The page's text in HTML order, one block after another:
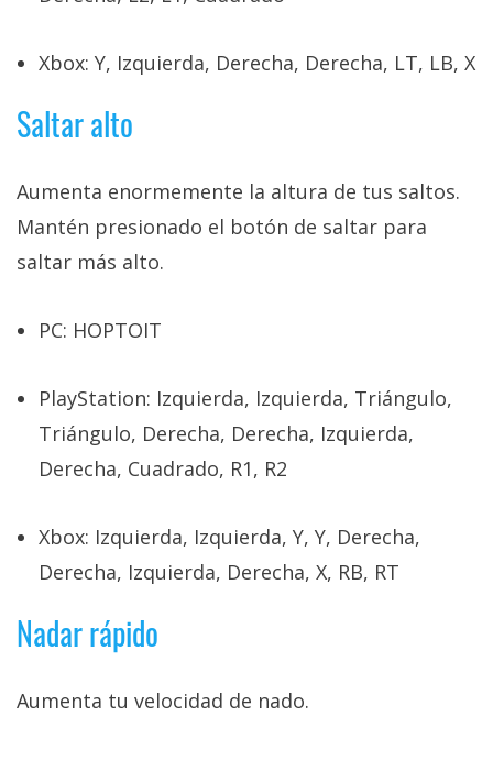
Xbox: Y, Izquierda, Derecha, Derecha, LT, LB, X
Saltar alto
Aumenta enormemente la altura de tus saltos.
Mantén presionado el botón de saltar para
saltar más alto.
PC: HOPTOIT
PlayStation: Izquierda, Izquierda, Triángulo,
Triángulo, Derecha, Derecha, Izquierda,
Derecha, Cuadrado, R1, R2
Xbox: Izquierda, Izquierda, Y, Y, Derecha,
Derecha, Izquierda, Derecha, X, RB, RT
Nadar rápido
Aumenta tu velocidad de nado.